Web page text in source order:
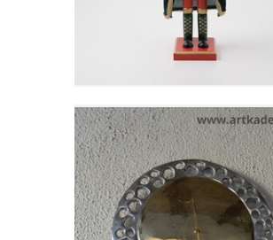
VÆGUR - RADIUM
WALL